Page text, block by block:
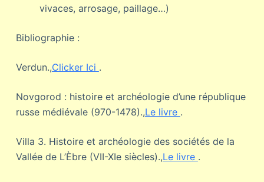
vivaces, arrosage, paillage…)
Bibliographie :
Verdun.,Clicker Ici .
Novgorod : histoire et archéologie d’une république
russe médiévale (970-1478).,Le livre .
Villa 3. Histoire et archéologie des sociétés de la
Vallée de L’Èbre (VII-XIe siècles).,Le livre .